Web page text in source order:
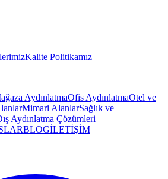
Kalite Politikamız
AydınlatmaOfis AydınlatmaOtel ve
Mimari AlanlarSağlık ve
Aydınlatma Çözümleri
BLOGİLETİŞİM